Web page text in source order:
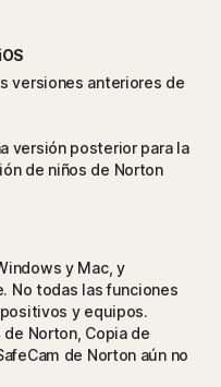
versiones anteriores de
versión posterior para la
de niños de Norton
y Mac, y
No todas las funciones
y equipos.
Norton, Copia de
de Norton aún no